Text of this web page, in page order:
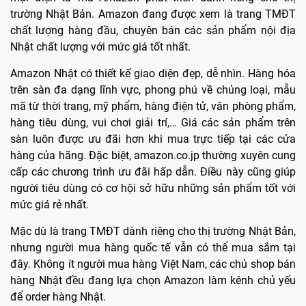
trường Nhật Bản. Amazon đang được xem là trang TMĐT
chất lượng hàng đầu, chuyên bán các sản phẩm nội địa
Nhật chất lượng với mức giá tốt nhất.
Amazon Nhật có thiết kế giao diện đẹp, dễ nhìn. Hàng hóa
trên sàn đa dạng lĩnh vực, phong phú về chủng loại, mẫu
mã từ thời trang, mỹ phẩm, hàng điện tử, văn phòng phẩm,
hàng tiêu dùng, vui chơi giải trí,… Giá các sản phẩm trên
sàn luôn được ưu đãi hơn khi mua trực tiếp tại các cửa
hàng của hãng. Đặc biệt, amazon.co.jp thường xuyên cung
cấp các chương trình ưu đãi hấp dẫn. Điều này cũng giúp
người tiêu dùng có cơ hội sở hữu những sản phẩm tốt với
mức giá rẻ nhất.
Mặc dù là trang TMĐT dành riêng cho thị trường Nhật Bản,
nhưng người mua hàng quốc tế vẫn có thể mua sắm tại
đây. Không ít người mua hàng Việt Nam, các chủ shop bán
hàng Nhật đều đang lựa chọn Amazon làm kênh chủ yếu
để order hàng Nhật.